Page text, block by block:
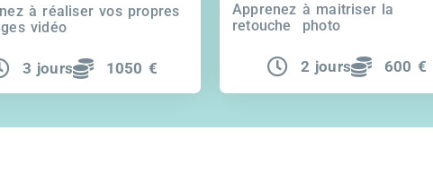
à réaliser vos propres
vidéo
3 jours 1050 €
Apprenez à maitriser la
retouche photo
2 jours 600 €